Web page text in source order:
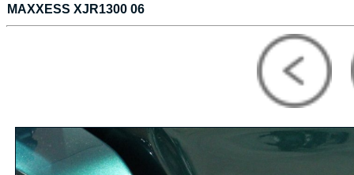
MAXXESS XJR1300 06